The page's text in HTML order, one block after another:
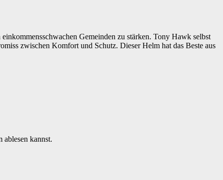
Gemeinden zu stärken. Tony Hawk selbst
zwischen Komfort und Schutz. Dieser Helm hat das Beste aus
kannst.